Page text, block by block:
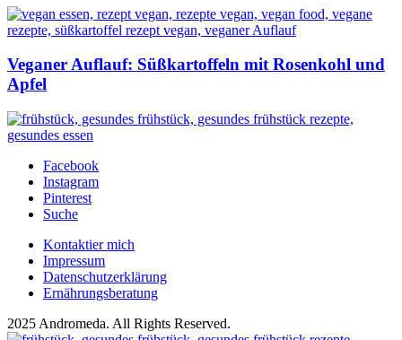
Veganer Auflauf: Süßkartoffeln mit Rosenkohl und
Apfel
Facebook
Instagram
Pinterest
Suche
Kontaktier mich
Impressum
Datenschutzerklärung
Ernährungsberatung
2025 Andromeda. All Rights Reserved.